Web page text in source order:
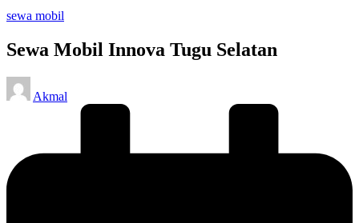
Posted
sewa mobil
Sewa Mobil Innova Tugu Selatan
Posted
by
Akmal